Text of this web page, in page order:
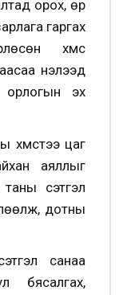
орох, өр
гаргах
хүмүүс
нэлээд
эх
цаг
аяллыг
сэтгэл
дотны
санаа
бясалгах,